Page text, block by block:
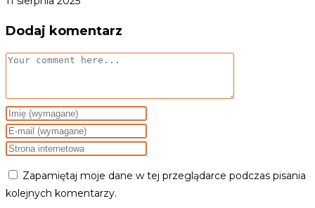
Dodaj komentarz
Komentarze
Enter
your
name
username
to
Enter
your
address
to
Urządzenia
(opcjonalnie)
Zapamiętaj moje dane w tej przeglądarce podczas pisania
kolejnych komentarzy.